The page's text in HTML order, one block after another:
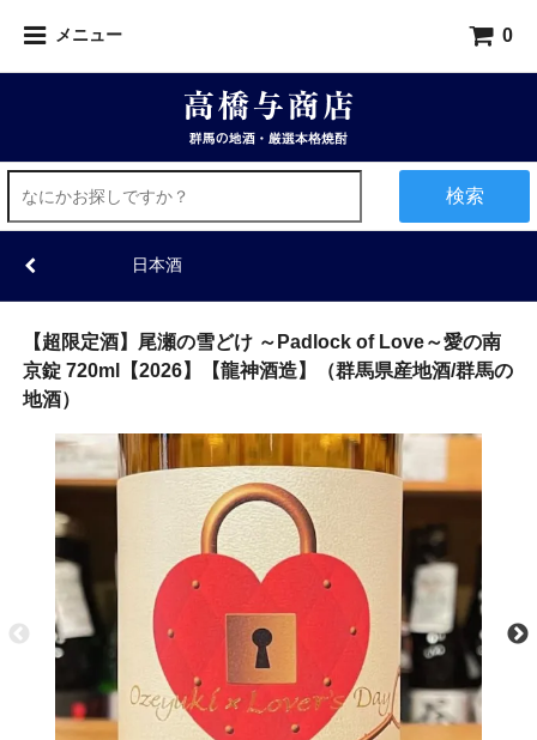
メニュー 0
検索
日本酒
【超限定酒】尾瀬の雪どけ ～Padlock of Love～愛の南
京錠 720ml【2026】【龍神酒造】（群馬県産地酒/群馬の
地酒）